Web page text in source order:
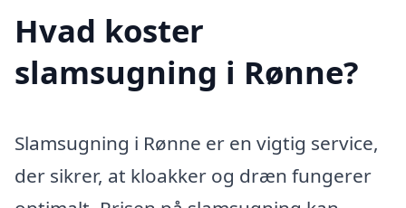
Hvad koster
slamsugning i Rønne?
Slamsugning i Rønne er en vigtig service,
der sikrer, at kloakker og dræn fungerer